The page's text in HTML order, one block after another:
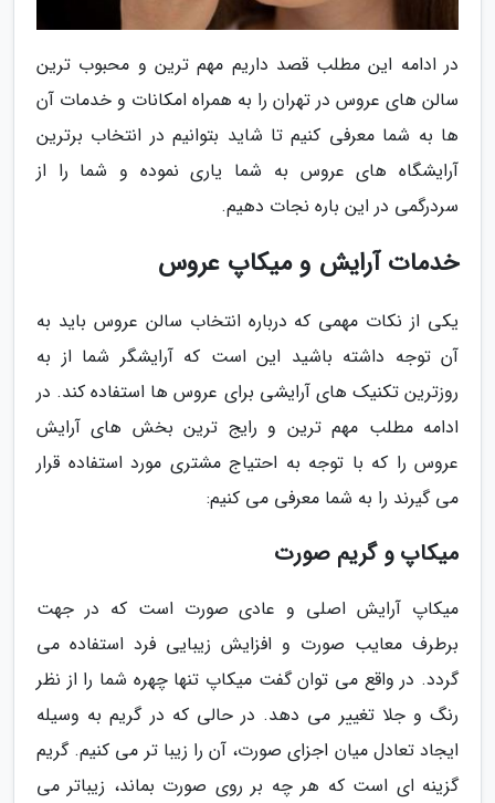
در ادامه این مطلب قصد داریم مهم ترین و محبوب ترین
سالن های عروس در تهران را به همراه امکانات و خدمات آن
ها به شما معرفی کنیم تا شاید بتوانیم در انتخاب برترین
آرایشگاه های عروس به شما یاری نموده و شما را از
سردرگمی در این باره نجات دهیم.
خدمات آرایش و میکاپ عروس
یکی از نکات مهمی که درباره انتخاب سالن عروس باید به
آن توجه داشته باشید این است که آرایشگر شما از به
روزترین تکنیک های آرایشی برای عروس ها استفاده کند. در
ادامه مطلب مهم ترین و رایج ترین بخش های آرایش
عروس را که با توجه به احتیاج مشتری مورد استفاده قرار
می گیرند را به شما معرفی می کنیم:
میکاپ و گریم صورت
میکاپ آرایش اصلی و عادی صورت است که در جهت
برطرف معایب صورت و افزایش زیبایی فرد استفاده می
گردد. در واقع می توان گفت میکاپ تنها چهره شما را از نظر
رنگ و جلا تغییر می دهد. در حالی که در گریم به وسیله
ایجاد تعادل میان اجزای صورت، آن را زیبا تر می کنیم. گریم
گزینه ای است که هر چه بر روی صورت بماند، زیباتر می